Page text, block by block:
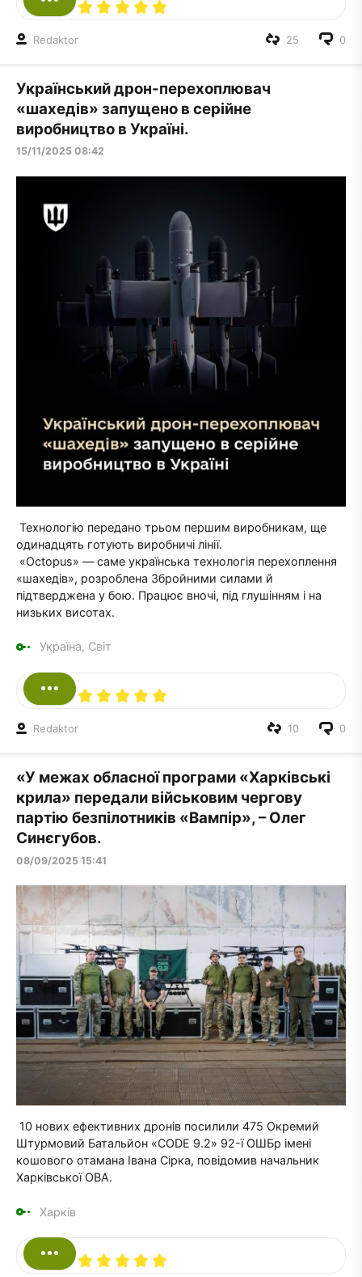
Redaktor 0
25
Український дрон-перехоплювач
«шахедів» запущено в серійне
виробництво в Україні.
15/11/2025 08:42
Технологію передано трьом першим виробникам, ще
одинадцять готують виробничі лінії.
«Octopus» — саме українська технологія перехоплення
«шахедів», розроблена Збройними силами й
підтверджена у бою. Працює вночі, під глушінням і на
низьких висотах.
Україна, Світ
Redaktor 0
10
«У межах обласної програми «Харківські
крила» передали військовим чергову
партію безпілотників «Вампір», – Олег
Синєгубов.
08/09/2025 15:41
10 нових ефективних дронів посилили 475 Окремий
Штурмовий Батальйон «CODE 9.2» 92-ї ОШБр імені
кошового отамана Івана Сірка, повідомив начальник
Харківської ОВА.
Харків